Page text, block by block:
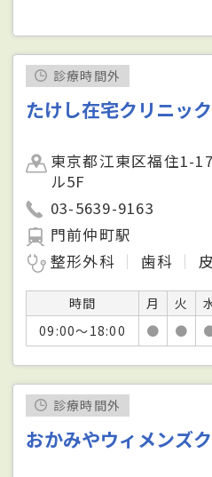
診療時間外
たけし在宅クリニック
東京都江東区福住1-
ル5F
03-5639-9163
門前仲町駅
整形外科
歯科
時間 月 火
09:00～18:00
● ●
診療時間外
おかみやウィメンズ